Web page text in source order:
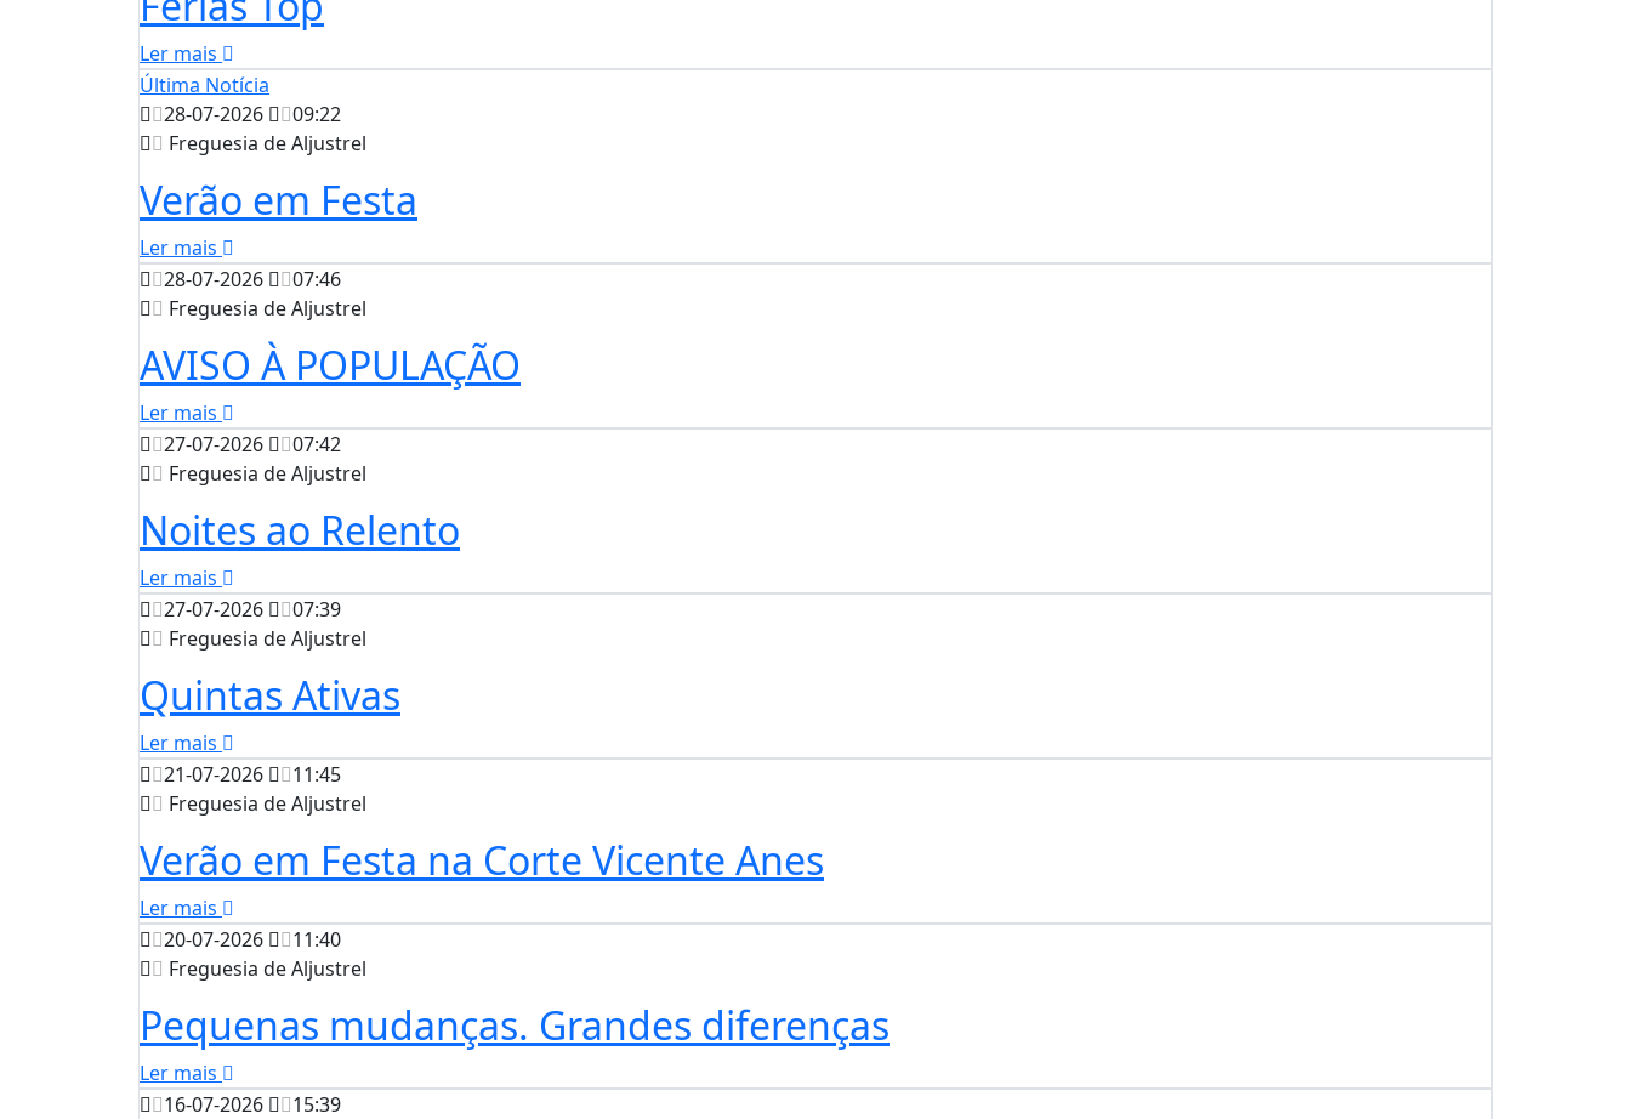
Ler mais
Última Notícia
28-07-2026
09:22
Freguesia de Aljustrel
Verão em Festa
Ler mais
28-07-2026
07:46
Freguesia de Aljustrel
AVISO À POPULAÇÃO
Ler mais
27-07-2026
07:42
Freguesia de Aljustrel
Noites ao Relento
Ler mais
27-07-2026
07:39
Freguesia de Aljustrel
Quintas Ativas
Ler mais
21-07-2026
11:45
Freguesia de Aljustrel
Verão em Festa na Corte Vicente Anes
Ler mais
20-07-2026
11:40
Freguesia de Aljustrel
Pequenas mudanças. Grandes diferenças
Ler mais
16-07-2026
15:39